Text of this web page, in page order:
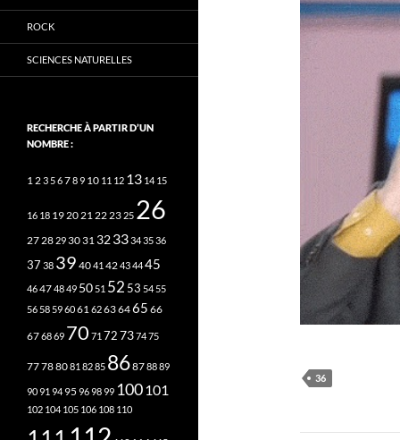
36
ROCK
SCIENCES NATURELLES
RECHERCHE À PARTIR D’UN
NOMBRE :
1 23 56789 10 11 12 13 14 15
16 18 1920212223 25 26
27 28 293031 3233343536
37 38 39 4041 42434445
46474849 50 51 52 53 54 55
56 58 596061 62636465 66
676869 70 71 72737475
77788081 8285 86878889
9091 94 95 969899 100101
102 104 105 106 108 110